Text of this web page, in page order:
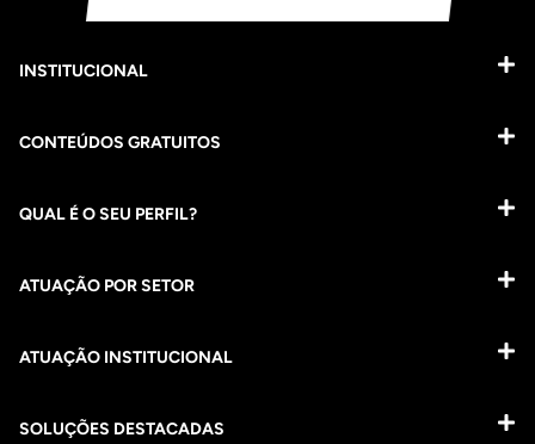
INSTITUCIONAL
CONTEÚDOS GRATUITOS
QUAL É O SEU PERFIL?
ATUAÇÃO POR SETOR
ATUAÇÃO INSTITUCIONAL
SOLUÇÕES DESTACADAS